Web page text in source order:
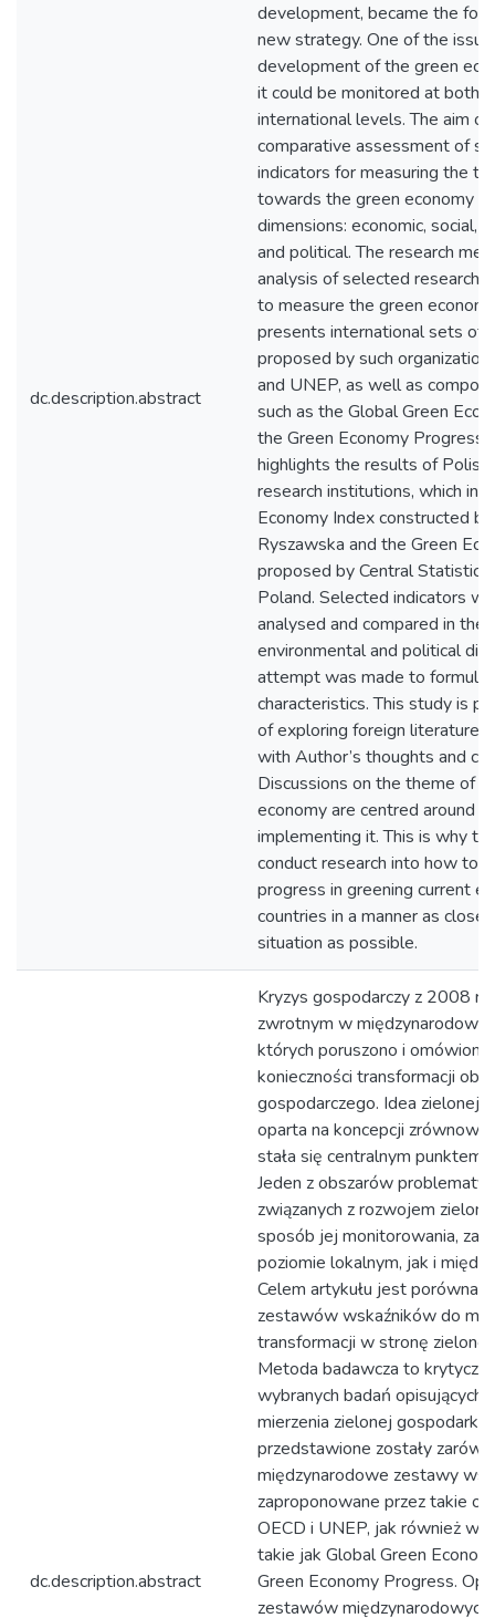
dc.description.abstract
development, became the
new strategy. One of the
development of the green
it could be monitored at both
international levels. The aim
comparative assessment of
indicators for measuring the
towards the green economy
dimensions: economic, social,
and political. The research
analysis of selected research
to measure the green
presents international sets of
proposed by such
and UNEP, as well as
such as the Global Green
the Green Economy Progress.
highlights the results of Polish
research institutions, which
Economy Index constructed
Ryszawska and the Green
proposed by Central
Poland. Selected indicators
analysed and compared in the
environmental and political
attempt was made to
characteristics. This study is
of exploring foreign literature
with Author’s thoughts and
Discussions on the theme of
economy are centred around
implementing it. This is why
conduct research into how to
progress in greening current
countries in a manner as close
situation as possible.
dc.description.abstract
Kryzys gospodarczy z 2008 r.
zwrotnym w
których poruszono i
konieczności transformacji
gospodarczego. Idea zielonej
oparta na koncepcji
stała się centralnym punktem
Jeden z obszarów
związanych z rozwojem
sposób jej monitorowania,
poziomie lokalnym, jak i
Celem artykułu jest
zestawów wskaźników do
transformacji w stronę
Metoda badawcza to
wybranych badań opisujących
mierzenia zielonej
przedstawione zostały
międzynarodowe zestawy
zaproponowane przez takie
OECD i UNEP, jak również
takie jak Global Green
Green Economy Progress.
zestawów